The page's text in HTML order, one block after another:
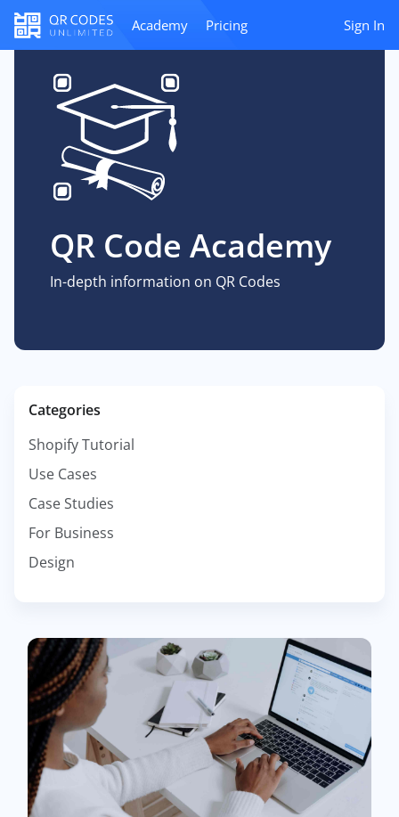
Academy Pricing Sign In
QR Code Academy
In-depth information on QR Codes
Categories
Shopify Tutorial
Use Cases
Case Studies
For Business
Design